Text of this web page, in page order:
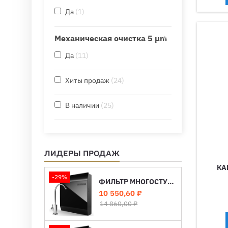
Да 1
Механическая очистка 5 μm
Да 11
Хиты продаж 24
В наличии 25
ЛИДЕРЫ ПРОДАЖ
-29%
ФИЛЬТР МНОГОСТУПЕНЧАТЫЙ «ПОД МОЙКУ» EXPERT M420
Цена
10 550,60 ₽Базовая
14 860,00 ₽